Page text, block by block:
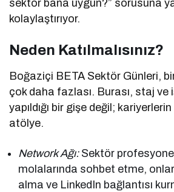
sektör bana uygun?” sorusuna
kolaylaştırıyor.
Neden Katılmalısınız?
Boğaziçi BETA Sektör Günleri,
çok daha fazlası. Burası, staj ve
yapıldığı bir gişe değil;
atölye.
Network Ağı: Sektör
molalarında sohbet etme,
alma ve LinkedIn bağlantısı